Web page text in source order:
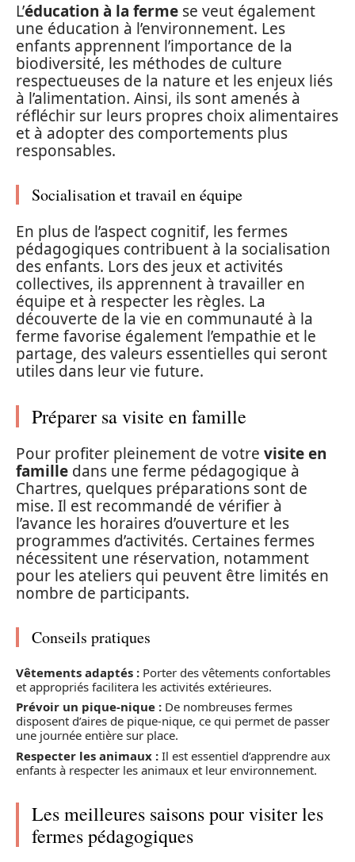
L’éducation à la ferme se veut également
une éducation à l’environnement. Les
enfants apprennent l’importance de la
biodiversité, les méthodes de culture
respectueuses de la nature et les enjeux liés
à l’alimentation. Ainsi, ils sont amenés à
réfléchir sur leurs propres choix alimentaires
et à adopter des comportements plus
responsables.
Socialisation et travail en équipe
En plus de l’aspect cognitif, les fermes
pédagogiques contribuent à la socialisation
des enfants. Lors des jeux et activités
collectives, ils apprennent à travailler en
équipe et à respecter les règles. La
découverte de la vie en communauté à la
ferme favorise également l’empathie et le
partage, des valeurs essentielles qui seront
utiles dans leur vie future.
Préparer sa visite en famille
Pour profiter pleinement de votre visite en
famille dans une ferme pédagogique à
Chartres, quelques préparations sont de
mise. Il est recommandé de vérifier à
l’avance les horaires d’ouverture et les
programmes d’activités. Certaines fermes
nécessitent une réservation, notamment
pour les ateliers qui peuvent être limités en
nombre de participants.
Conseils pratiques
Vêtements adaptés : Porter des vêtements confortables
et appropriés facilitera les activités extérieures.
Prévoir un pique-nique : De nombreuses fermes
disposent d’aires de pique-nique, ce qui permet de passer
une journée entière sur place.
Respecter les animaux : Il est essentiel d’apprendre aux
enfants à respecter les animaux et leur environnement.
Les meilleures saisons pour visiter les
fermes pédagogiques